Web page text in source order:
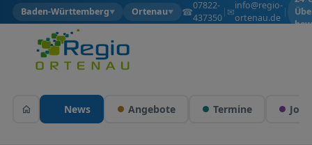
Baden-Württemberg▼ Ortenau▼ ☎07822-
437350
| ✉info@regio-
ortenau.de
|
News Angebote Termine Jobs